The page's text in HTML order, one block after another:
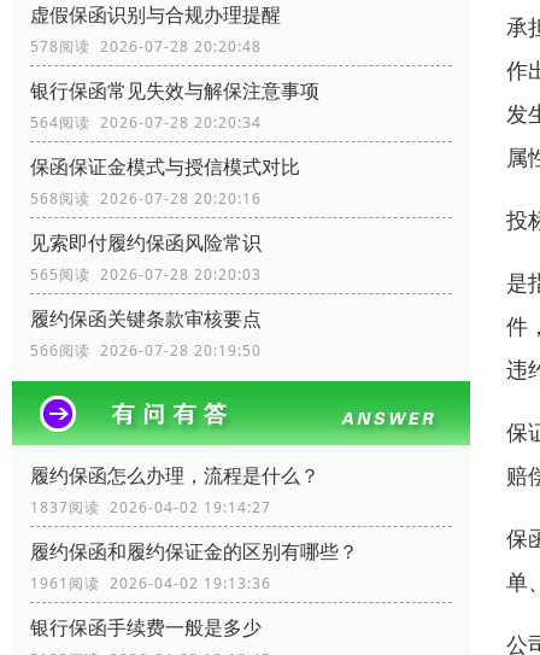
虚假保函识别与合规办理提醒
578阅读 2026-07-28 20:20:48
银行保函常见失效与解保注意事项
564阅读 2026-07-28 20:20:34
保函保证金模式与授信模式对比
568阅读 2026-07-28 20:20:16
见索即付履约保函风险常识
565阅读 2026-07-28 20:20:03
履约保函关键条款审核要点
566阅读 2026-07-28 20:19:50
履约保函怎么办理，流程是什么？
1837阅读 2026-04-02 19:14:27
履约保函和履约保证金的区别有哪些？
1961阅读 2026-04-02 19:13:36
银行保函手续费一般是多少
承
作
发
属
投
是
件
违
保
赔
保
单
公